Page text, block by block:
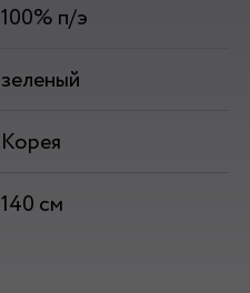
100% п/э
зеленый
Корея
140 см